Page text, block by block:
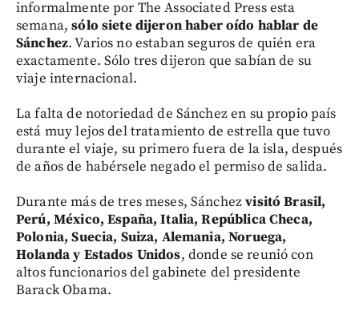
informalmente por The Associated Press esta
semana,sólo siete dijeron haber oído hablar de
Sánchez. Varios no estaban seguros de quién era
exactamente. Sólo tres dijeron que sabían de su
viaje internacional.
La falta de notoriedad de Sánchez en su propio país
está muy lejos del tratamiento de estrella que tuvo
durante el viaje, su primero fuera de la isla, después
de años de habérsele negado el permiso de salida.
Durante más de tres meses, Sánchezvisitó Brasil,
Perú, México, España, Italia, República Checa,
Polonia, Suecia, Suiza, Alemania, Noruega,
Holanda y Estados Unidos, donde se reunió con
altos funcionarios del gabinete del presidente
Barack Obama.